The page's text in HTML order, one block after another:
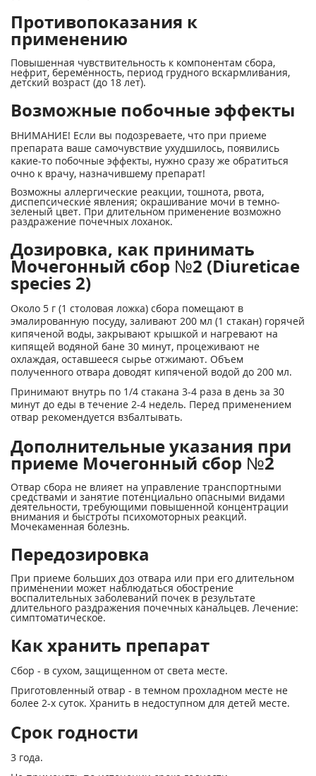
Противопоказания к
применению
Повышенная чувствительность к компонентам сбора,
нефрит, беременность, период грудного вскармливания,
детский возраст (до 18 лет).
Возможные побочные эффекты
ВНИМАНИЕ! Если вы подозреваете, что при приеме
препарата ваше самочувствие ухудшилось, появились
какие-то побочные эффекты, нужно сразу же обратиться
очно к врачу, назначившему препарат!
Возможны аллергические реакции, тошнота, рвота,
диспепсические явления; окрашивание мочи в темно-
зеленый цвет. При длительном применение возможно
раздражение почечных лоханок.
Дозировка, как принимать
Мочегонный сбор №2 (Diureticae
species 2)
Около 5 г (1 столовая ложка) сбора помещают в
эмалированную посуду, заливают 200 мл (1 стакан) горячей
кипяченой воды, закрывают крышкой и нагревают на
кипящей водяной бане 30 минут, процеживают не
охлаждая, оставшееся сырье отжимают. Объем
полученного отвара доводят кипяченой водой до 200 мл.
Принимают внутрь по 1/4 стакана 3-4 раза в день за 30
минут до еды в течение 2-4 недель. Перед применением
отвар рекомендуется взбалтывать.
Дополнительные указания при
приеме Мочегонный сбор №2
Отвар сбора не влияет на управление транспортными
средствами и занятие потенциально опасными видами
деятельности, требующими повышенной концентрации
внимания и быстроты психомоторных реакций.
Мочекаменная болезнь.
Передозировка
При приеме больших доз отвара или при его длительном
применении может наблюдаться обострение
воспалительных заболеваний почек в результате
длительного раздражения почечных канальцев. Лечение:
симптоматическое.
Как хранить препарат
Сбор - в сухом, защищенном от света месте.
Приготовленный отвар - в темном прохладном месте не
более 2-х суток. Хранить в недоступном для детей месте.
Срок годности
3 года.